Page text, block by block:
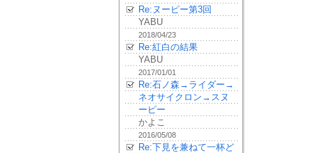
Re:ヌーピー第3回
YABU
2018/04/23
Re:紅白の結果
YABU
2017/01/01
Re:石ノ森→ライダー→
ネオサイクロン→スヌ
ーピー
かよこ
2016/05/08
Re:下見を兼ねて一杯ど